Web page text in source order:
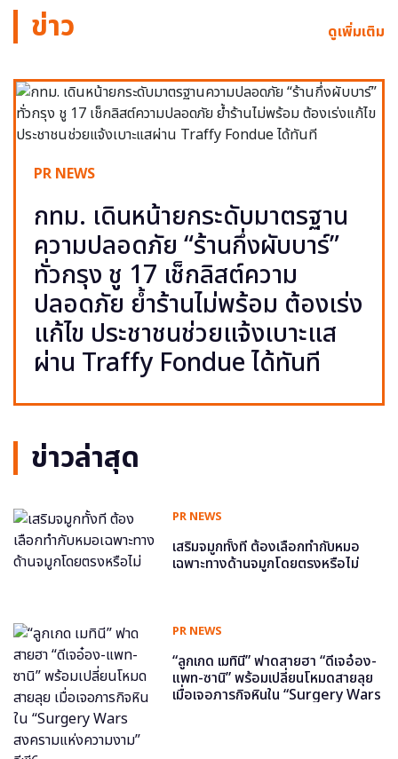
ข่าว ดูเพิ่มเติม
PR NEWS
กทม. เดินหน้ายกระดับมาตรฐาน
ความปลอดภัย “ร้านกึ่งผับบาร์”
ทั่วกรุง ชู 17 เช็กลิสต์ความ
ปลอดภัย ย้ำร้านไม่พร้อม ต้องเร่ง
แก้ไข ประชาชนช่วยแจ้งเบาะแส
ผ่าน Traffy Fondue ได้ทันที
ข่าวล่าสุด
PR NEWS
เสริมจมูกทั้งที ต้องเลือกทำกับหมอ
เฉพาะทางด้านจมูกโดยตรงหรือไม่
PR NEWS
“ลูกเกด เมทินี” ฟาดสายฮา “ดีเจอ๋อง-
แพท-ซานิ” พร้อมเปลี่ยนโหมดสายลุย
เมื่อเจอภารกิจหินใน “Surgery Wars